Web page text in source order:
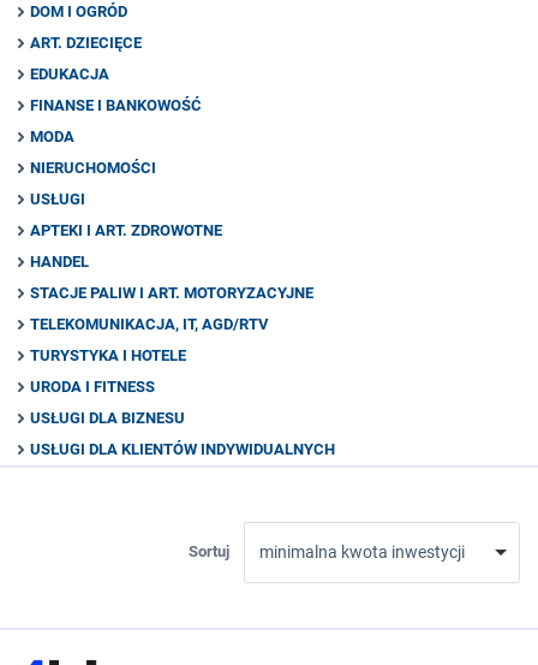
DOM I OGRÓD
ART. DZIECIĘCE
EDUKACJA
FINANSE I BANKOWOŚĆ
MODA
NIERUCHOMOŚCI
USŁUGI
APTEKI I ART. ZDROWOTNE
HANDEL
STACJE PALIW I ART. MOTORYZACYJNE
TELEKOMUNIKACJA, IT, AGD/RTV
TURYSTYKA I HOTELE
URODA I FITNESS
USŁUGI DLA BIZNESU
USŁUGI DLA KLIENTÓW INDYWIDUALNYCH
Sortuj minimalna kwota inwestycji